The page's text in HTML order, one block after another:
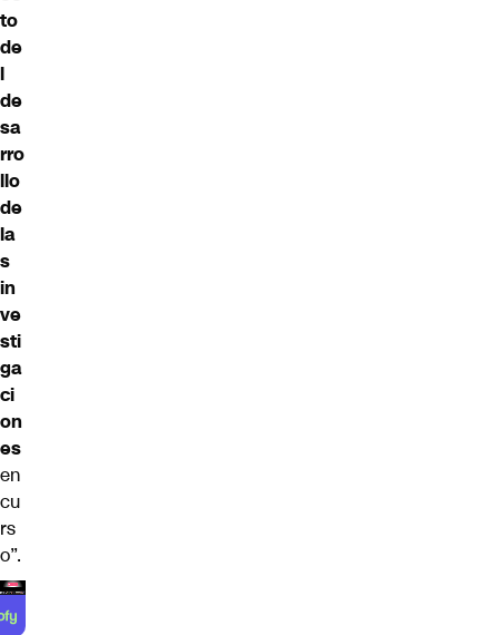
to
de
l
de
sa
rro
llo
de
la
s
in
ve
sti
ga
ci
on
es
en
cu
rs
o”.